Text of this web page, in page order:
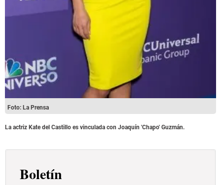
Foto: La Prensa
La actriz Kate del Castillo es vinculada con Joaquín 'Chapo' Guzmán.
Boletín